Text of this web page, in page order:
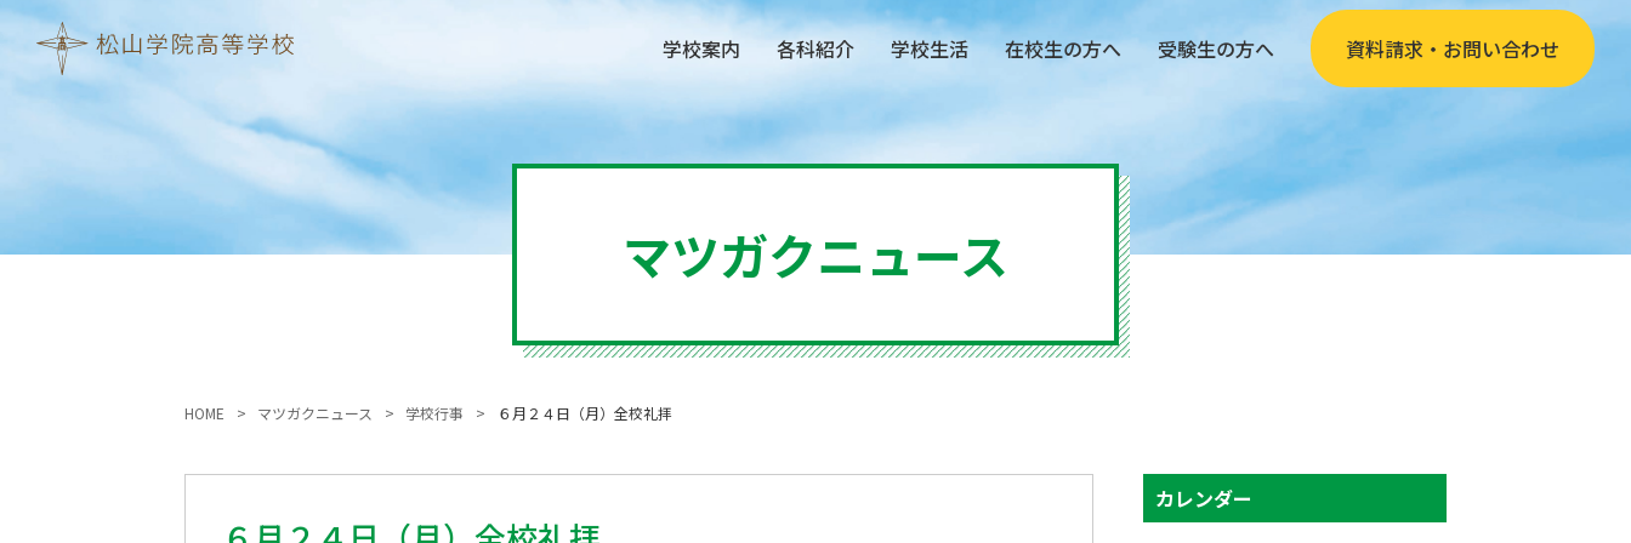
学校案内 各科紹介 学校生活 在校生の方へ 受験生の方へ 資料請求・お問い合わせ
マツガクニュース
HOME マツガクニュース 学校行事 ６月２４日（月）全校礼拝
カレンダー